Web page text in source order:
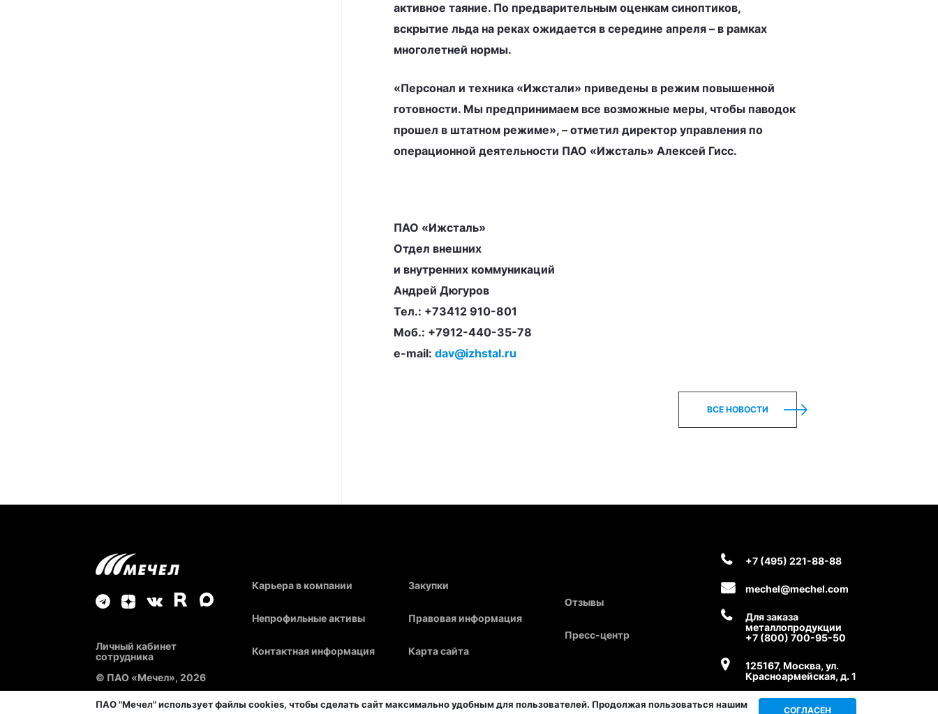
активное таяние. По предварительным оценкам синоптиков,
вскрытие льда на реках ожидается в середине апреля – в рамках
многолетней нормы.
«Персонал и техника «Ижстали» приведены в режим повышенной
готовности. Мы предпринимаем все возможные меры, чтобы паводок
прошел в штатном режиме», – отметил директор управления по
операционной деятельности ПАО «Ижсталь» Алексей Гисс.
ПАО «Ижсталь»
Отдел внешних
и внутренних коммуникаций
Андрей Дюгуров
Тел.: +73412 910-801
Моб.: +7912-440-35-78
e-mail:dav@izhstal.ru
ВСЕ НОВОСТИ
Личный кабинет
сотрудника
© ПАО «Мечел», 2026
Карьера в компании
Непрофильные активы
Контактная информация
Закупки
Правовая информация
Карта сайта
Отзывы
Пресс-центр
+7 (495) 221-88-88
mechel@mechel.com
Для заказа
металлопродукции
+7 (800) 700-95-50
125167, Москва, ул.
Красноармейская, д. 1
ПАО "Мечел" использует файлы cookies, чтобы сделать сайт максимально удобным для пользователей. Продолжая пользоваться нашим
СОГЛАСЕН